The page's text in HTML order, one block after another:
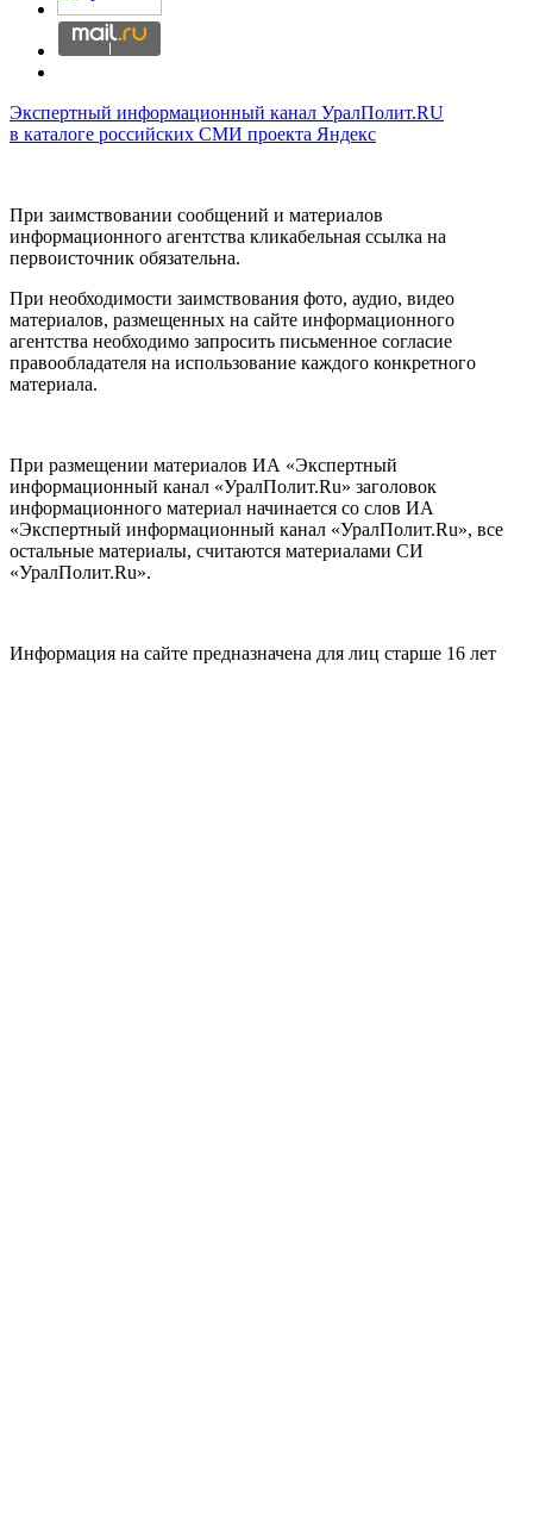
Экспертный информационный канал УралПолит.RU
в каталоге российских СМИ проекта Яндекс
При заимствовании сообщений и материалов
информационного агентства кликабельная ссылка на
первоисточник обязательна.
При необходимости заимствования фото, аудио, видео
материалов, размещенных на сайте информационного
агентства необходимо запросить письменное согласие
правообладателя на использование каждого конкретного
материала.
При размещении материалов ИА «Экспертный
информационный канал «УралПолит.Ru» заголовок
информационного материал начинается со слов ИА
«Экспертный информационный канал «УралПолит.Ru», все
остальные материалы, считаются материалами СИ
«УралПолит.Ru».
Информация на сайте предназначена для лиц старше 16 лет